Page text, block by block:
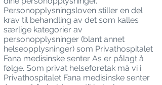
Personopplysningsloven stiller en del
krav til behandling av det som kalles
særlige kategorier av
personopplysninger (blant annet
helseopplysninger) som Privathospitalet
Fana medisinske senter As er pålagt å
følge. Som privat helseforetak må vi i
Privathospitalet Fana medisinske senter